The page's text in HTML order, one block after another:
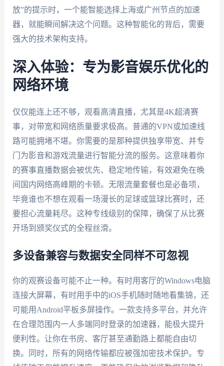
放”的提示时，一个能智能选择上海或广州节点的加速
器，就能瞬间解决这个问题。这种智能化的背后，需要
强大的技术架构支持。
深入体验：专为影音娱乐优化的
网络环境
仅仅能连上还不够，观看高清直播，尤其是4K超清赛
事，对带宽和网络质量要求极高。普通的VPN或加速线
路可能拥堵不堪。你需要的是那种提供独享带宽、并专
门为影音和游戏流量进行智能分流的服务。这意味着你
的赛事直播数据会被优先、稳定地传输，有效避免在晚
间国内网络高峰期的卡顿。无限流量套餐也是必备项，
毕竟谁也不想在观看一场漫长的足球或篮球比赛时，还
要担心流量耗尽。这种专线级别的保障，确保了从比赛
开场到颁奖仪式的全程丝滑。
多设备兼容与数据安全同样不可忽视
你的观赛设备可能不止一种。有时用客厅的Windows电脑
连接大屏幕，有时用手中的iOS手机随时随地看集锦，还
可能用Android平板多屏操作。一款支持多平台，并允许
在合理范围内一人多端同时登录的加速器，能极大提升
便利性。让你在书房、客厅甚至通勤路上都能自由切
换。同时，所有的网络传输都应被强加密技术保护。专